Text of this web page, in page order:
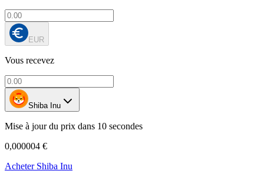
EUR
Vous recevez
Shiba Inu
Mise à jour du prix dans 10 secondes
0,000004 €
Acheter Shiba Inu